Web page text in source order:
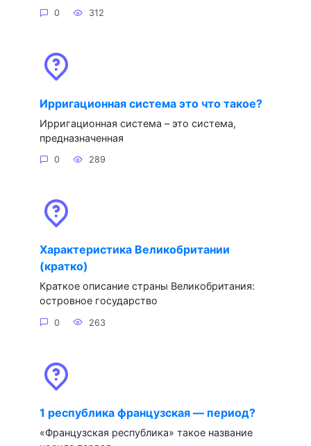
0 312
Ирригационная система это что такое?
Ирригационная система – это система,
предназначенная
0 289
Характеристика Великобритании
(кратко)
Краткое описание страны Великобритания:
островное государство
0 263
1 республика французская — период?
«Французская республика» такое название